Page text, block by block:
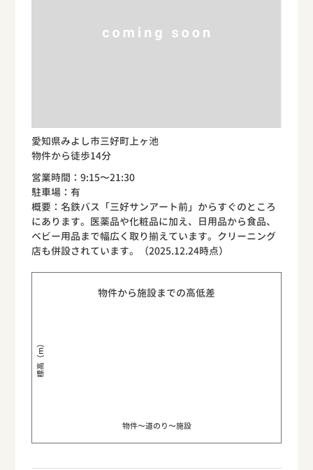
愛知県みよし市三好町上ヶ池
物件から徒歩14分
営業時間：9:15〜21:30
駐車場：有
概要：名鉄バス「三好サンアート前」からすぐのところ
にあります。医薬品や化粧品に加え、日用品から食品、
ベビー用品まで幅広く取り揃えています。クリーニング
店も併設されています。（2025.12.24時点）
物件から施設までの高低差
標高（m）
物件〜道のり〜施設